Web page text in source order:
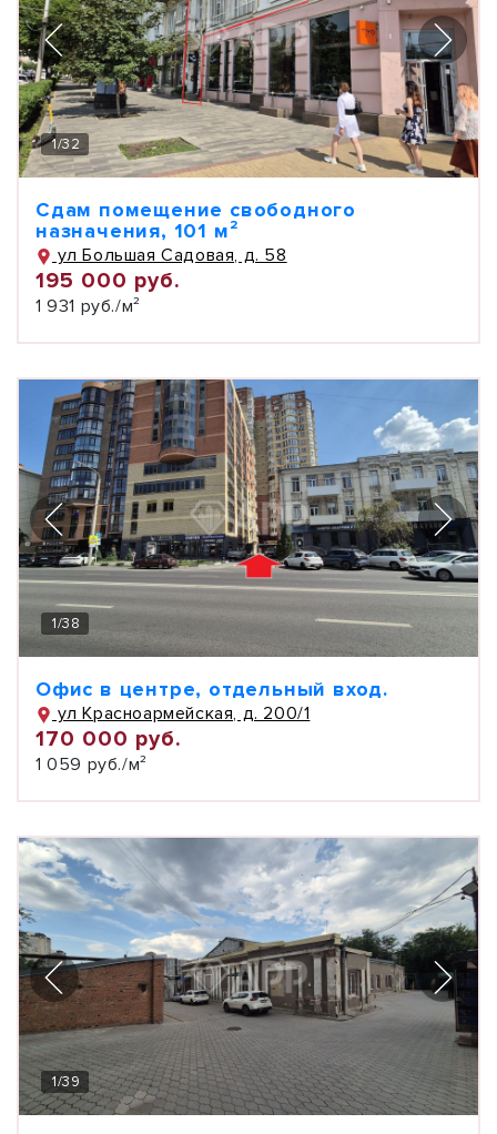
1/32
Сдам помещение свободного
назначения, 101 м²
ул Большая Садовая, д. 58
195 000 руб.
1 931 руб./м²
1/38
Офис в центре, отдельный вход.
ул Красноармейская, д. 200/1
170 000 руб.
1 059 руб./м²
1/39